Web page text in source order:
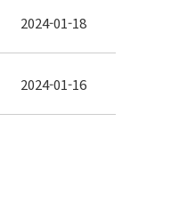
2024-01-18
2024-01-16